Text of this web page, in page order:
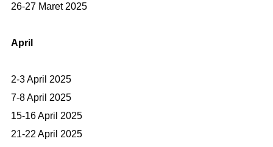
26-27 Maret 2025
April
2-3 April 2025
7-8 April 2025
15-16 April 2025
21-22 April 2025